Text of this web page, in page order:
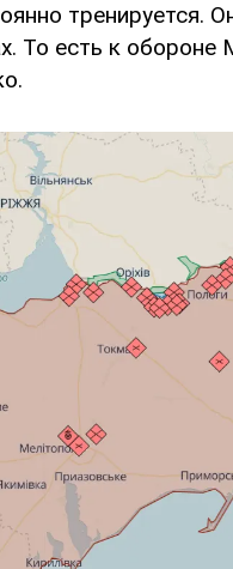
тренируется.
То есть к обороне